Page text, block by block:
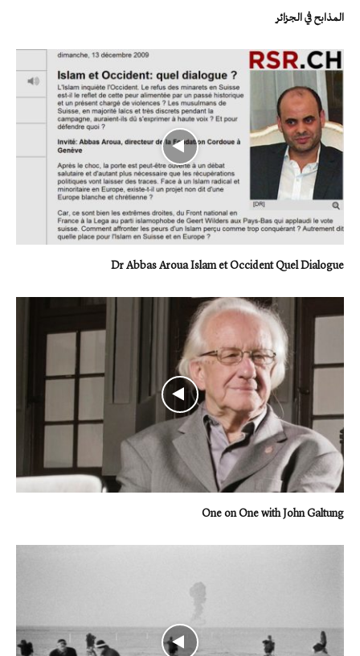
المذابح في الجزائر
Dr Abbas Aroua Islam et Occident Quel Dialogue
One on One with John Galtung